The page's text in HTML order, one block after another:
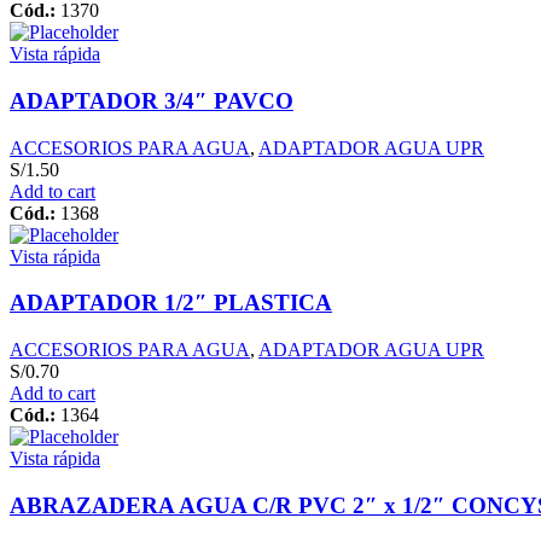
Cód.: 1370
Vista rápida
ADAPTADOR 3/4″ PAVCO
ACCESORIOS PARA AGUA, ADAPTADOR AGUA UPR
S/1.50
Add to cart
Cód.: 1368
Vista rápida
ADAPTADOR 1/2″ PLASTICA
ACCESORIOS PARA AGUA, ADAPTADOR AGUA UPR
S/0.70
Add to cart
Cód.: 1364
Vista rápida
ABRAZADERA AGUA C/R PVC 2″ x 1/2″